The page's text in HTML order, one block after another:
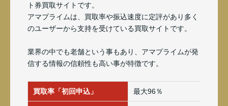
ト券買取サイトです。
アマプライムは、買取率や振込速度に定評があり多く
のユーザーから支持を受けている買取サイトです。
業界の中でも老舗という事もあり、アマプライムが発
信する情報の信頼性も高い事が特徴です。
買取率「初回申込」 最大96％